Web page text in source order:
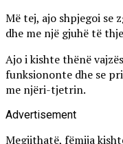
Më tej, ajo shpjegoi se
dhe me një gjuhë të
Ajo i kishte thënë
funksiononte dhe se
me njëri-tjetrin.
Advertisement
Megjithatë, fëmija